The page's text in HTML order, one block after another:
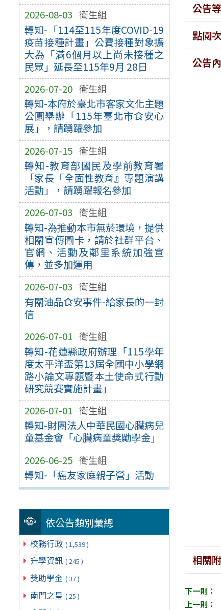
2026-08-03 衛生組
轉知-「114至115年度COVID-19
疫苗接種計畫」公費接種對象擴
大為「滿6個月以上尚未接種之
民眾」延長至115年9月 28日
2026-07-20 衛生組
轉知-本府於臺北市客家文化主題
公園舉辦「115年臺北市食安心
展」，請踴躍參加
2026-07-15 衛生組
轉知-教育部國民及學前教育署
「家長『全面性教育』專題演講
活動」，請踴躍報名參加
2026-07-03 衛生組
轉知-為推動本市無菸環境，提供
相關宣傳圖卡，請於社群平台、
官網、活動及鄰里系統加強宣
傳，並多加運用
2026-07-03 衛生組
有關油品食安事件-給家長的一封
信
2026-07-01 衛生組
轉知-花蓮縣政府辦理「115學年
度太平洋盃第13屆全國中小學網
路小論文專題暨本土使命式行動
研究競賽實施計畫」
2026-07-01 衛生組
轉知-財團法人中華民國心臟病兒
童基金會「心臟病童獎勵學金」
2026-06-25 衛生組
轉知-「癌友家庭親子營」活動
依公告類別彙總
校務行政 ( 1,539 )
升學資訊 ( 245 )
獎助學金 ( 37 )
南門之星 ( 25 )
公告
點閱
公告
相關